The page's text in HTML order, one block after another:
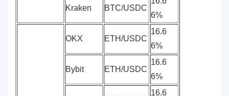
Kraken BTC/USDC
6%
OKX ETH/USDC
16.6
6%
Bybit ETH/USDC
16.6
6%
16.6